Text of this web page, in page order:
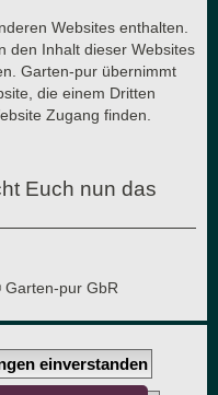
Websites enthalten.
den Inhalt dieser Websites
Garten-pur übernimmt
die einem Dritten
Zugang finden.
Euch nun das
pur GbR